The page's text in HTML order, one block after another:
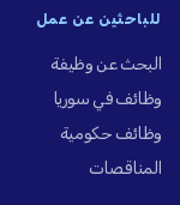
للباحثين عن عمل
البحث عن وظيفة
وظائف في سوريا
وظائف حكومية
المناقصات